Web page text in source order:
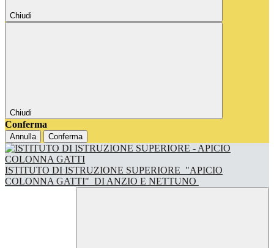
Chiudi
Chiudi
Conferma
Annulla Conferma
ISTITUTO DI ISTRUZIONE SUPERIORE "APICIO
COLONNA GATTI" DI ANZIO E NETTUNO